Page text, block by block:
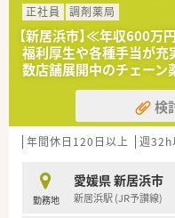
正社員
調剤薬局
【新居浜市】≪年収600
福利厚生や各種手当が充
数店舗展開中のチェーン
検
年間休日120日以上 週32h
勤務地
愛媛県 新居浜市
新居浜駅 (JR予讃線)